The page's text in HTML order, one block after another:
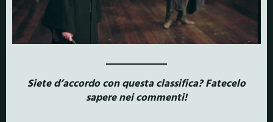
Siete d’accordo con questa classifica? Fatecelo
sapere nei commenti!